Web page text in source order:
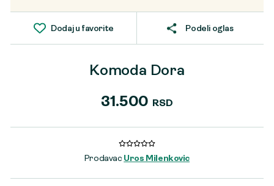
Dodaj u favorite Podeli oglas
Komoda Dora
31.500 RSD
Prodavac Uros Milenkovic